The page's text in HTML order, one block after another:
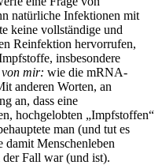
natürliche Infektionen mit
keine vollständige und
Reinfektion hervorrufen,
insbesondere
mir: wie die mRNA-
anderen Worten, an
an, dass eine
hochgelobten „Impfstoffen“
man (und tut es
damit Menschenleben
der Fall war (und ist).